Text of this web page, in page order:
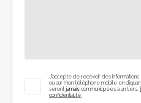
J'accepte de recevoir des
ou sur mon téléphone mobile en
seront jamais communiquées à un tiers.
confidentialité.